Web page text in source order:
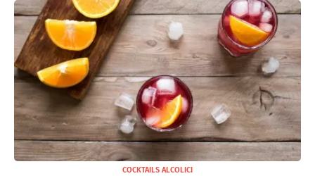
COCKTAILS ALCOLICI